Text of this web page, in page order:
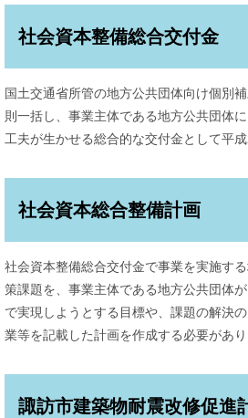
社会資本整備総合交付金
国土交通省所管の地方公共団体向け個別
則一括し、事業主体である地方公共団体
工夫が生かせる総合的な交付金として平
社会資本総合整備計画
社会資本整備総合交付金で事業を実施す
策課題を、事業主体である地方公共団体
で実現しようとする目標や、課題の解決
業等を記載した計画を作成する必要があり
諏訪市建築物耐震改修促進